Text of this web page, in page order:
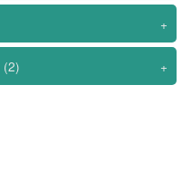
+
(2) +